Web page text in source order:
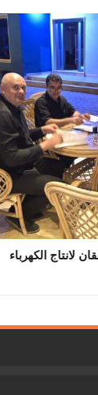
لانتاج الكهرباء